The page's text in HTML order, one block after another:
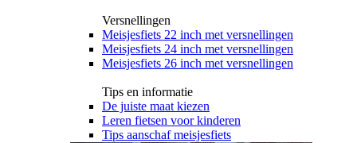
Versnellingen
Meisjesfiets 22 inch met versnellingen
Meisjesfiets 24 inch met versnellingen
Meisjesfiets 26 inch met versnellingen
Tips en informatie
De juiste maat kiezen
Leren fietsen voor kinderen
Tips aanschaf meisjesfiets